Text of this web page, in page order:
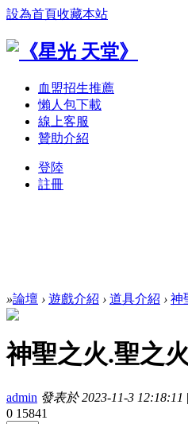
設為首頁收藏本站
血盟招生推薦
懶人包下載
線上客服
贊助介紹
登陸
註冊
»論壇 › 遊戲介紹 › 道具介紹 › 神
神聖之火.聖之
admin 發表於 2023-11-3 12:18:11 |
0 15841